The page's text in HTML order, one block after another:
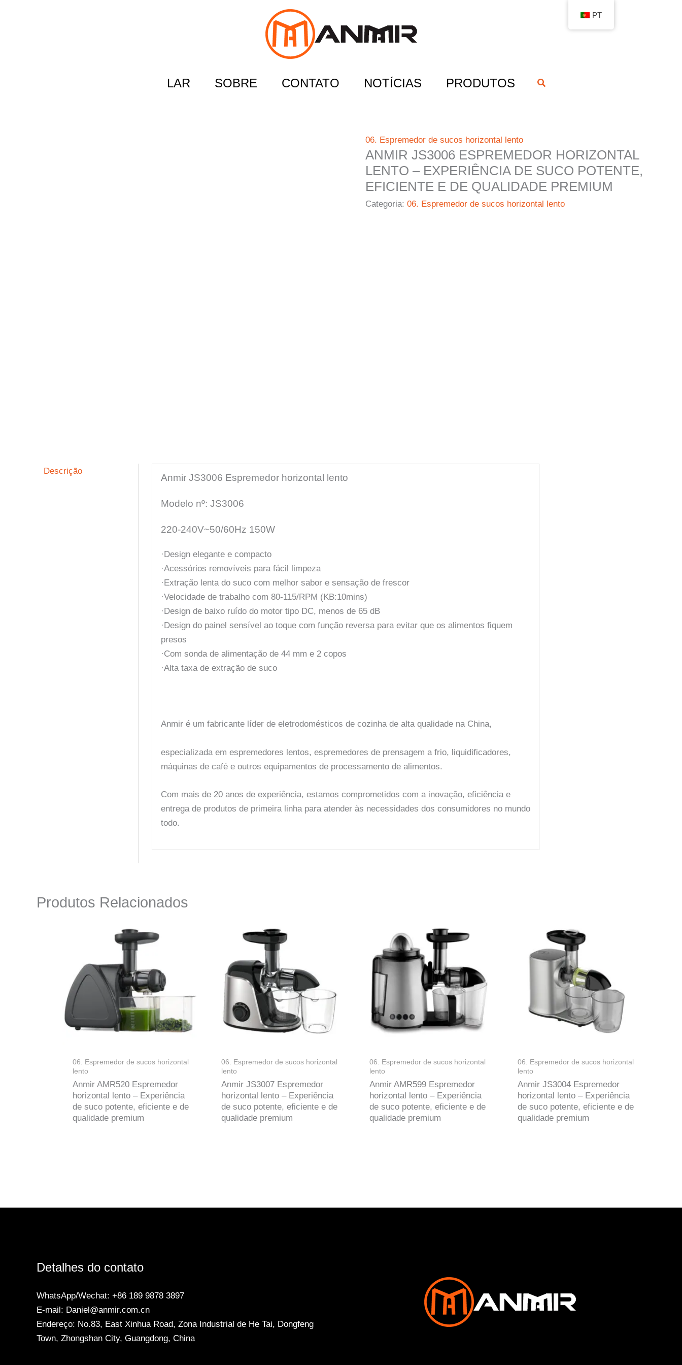
LAR SOBRE CONTATO NOTÍCIAS PRODUTOS
搜
06. Espremedor de sucos horizontal lento
ANMIR JS3006 ESPREMEDOR HORIZONTAL
LENTO – EXPERIÊNCIA DE SUCO POTENTE,
EFICIENTE E DE QUALIDADE PREMIUM
Categoria: 06. Espremedor de sucos horizontal lento
Descrição
Anmir JS3006 Espremedor horizontal lento
Modelo nº: JS3006
220-240V~50/60Hz 150W
·Design elegante e compacto
·Acessórios removíveis para fácil limpeza
·Extração lenta do suco com melhor sabor e sensação de frescor
·Velocidade de trabalho com 80-115/RPM (KB:10mins)
·Design de baixo ruído do motor tipo DC, menos de 65 dB
·Design do painel sensível ao toque com função reversa para evitar que os alimentos fiquem
presos
·Com sonda de alimentação de 44 mm e 2 copos
·Alta taxa de extração de suco
Anmir é um fabricante líder de eletrodomésticos de cozinha de alta qualidade na China,
especializada em espremedores lentos, espremedores de prensagem a frio, liquidificadores,
máquinas de café e outros equipamentos de processamento de alimentos.
Com mais de 20 anos de experiência, estamos comprometidos com a inovação, eficiência e
entrega de produtos de primeira linha para atender às necessidades dos consumidores no mundo
todo.
Produtos Relacionados
06. Espremedor de sucos horizontal
lento
Anmir AMR520 Espremedor
horizontal lento – Experiência
de suco potente, eficiente e de
qualidade premium
06. Espremedor de sucos horizontal
lento
Anmir JS3007 Espremedor
horizontal lento – Experiência
de suco potente, eficiente e de
qualidade premium
06. Espremedor de sucos horizontal
lento
Anmir AMR599 Espremedor
horizontal lento – Experiência
de suco potente, eficiente e de
qualidade premium
06. Espremedor de sucos horizontal
lento
Anmir JS3004 Espremedor
horizontal lento – Experiência
de suco potente, eficiente e de
qualidade premium
Detalhes do contato
WhatsApp/Wechat: +86 189 9878 3897
E-mail: Daniel@anmir.com.cn
Endereço: No.83, East Xinhua Road, Zona Industrial de He Tai, Dongfeng
Town, Zhongshan City, Guangdong, China
PT